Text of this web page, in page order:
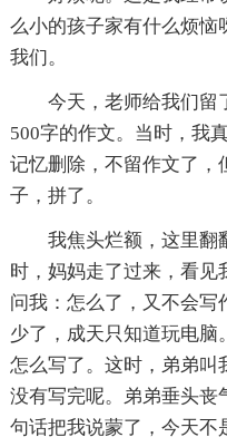
么小的孩子家有什么烦恼
我们。
今天，老师给我们留
500字的作文。当时，我
记忆删除，不留作文了，
子，拼了。
我焦头烂额，这里翻
时，妈妈走了过来，看
问我：怎么了，又不会写
少了，成天只知道玩电
怎么写了。这时，弟弟叫
没有写完呢。弟弟垂头丧
句话把我说蒙了，今天不